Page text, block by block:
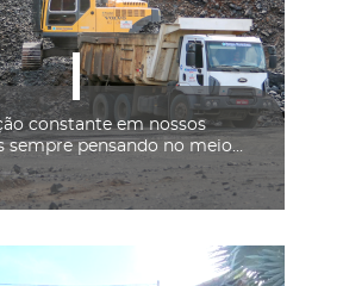
constante em nossos
sempre pensando no meio
ambiente